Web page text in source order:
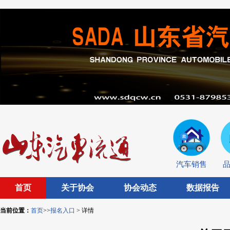
汽车销售
首页 关于协会 协会动态 数据报告
当前位置： 首页>>报名入口 > 详情